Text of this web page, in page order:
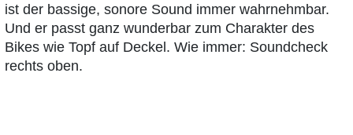
ist der bassige, sonore Sound immer wahrnehmbar.
Und er passt ganz wunderbar zum Charakter des
Bikes wie Topf auf Deckel. Wie immer: Soundcheck
rechts oben.